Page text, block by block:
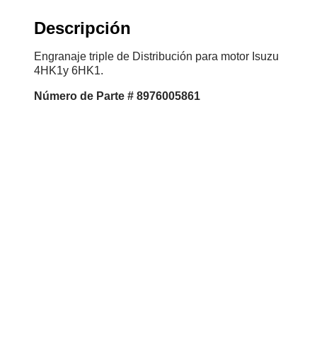
Descripción
Engranaje triple de Distribución para motor Isuzu
4HK1y 6HK1.
Número de Parte # 8976005861